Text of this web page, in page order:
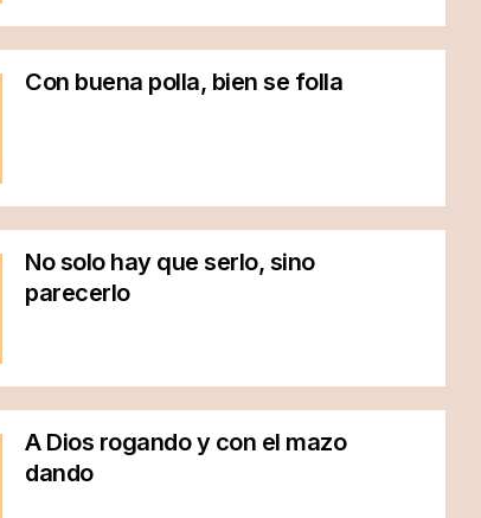
Con buena polla, bien se folla
No solo hay que serlo, sino
parecerlo
A Dios rogando y con el mazo
dando